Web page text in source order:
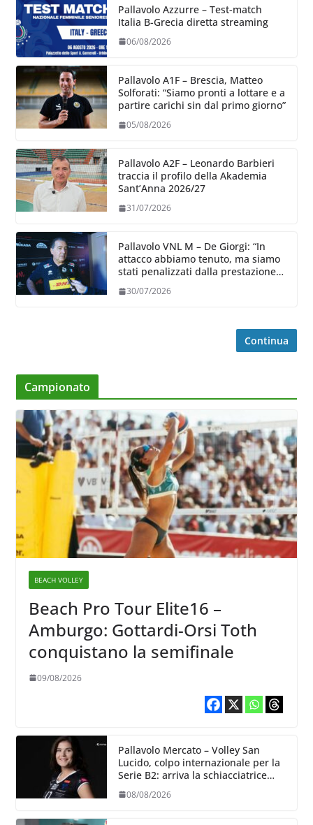
Pallavolo Azzurre – Test-match
Italia B-Grecia diretta streaming
06/08/2026
Pallavolo A1F – Brescia, Matteo
Solforati: “Siamo pronti a lottare e a
partire carichi sin dal primo giorno”
05/08/2026
Pallavolo A2F – Leonardo Barbieri
traccia il profilo della Akademia
Sant’Anna 2026/27
31/07/2026
Pallavolo VNL M – De Giorgi: “In
attacco abbiamo tenuto, ma siamo
stati penalizzati dalla prestazione
30/07/2026
Continua
Campionato
BEACH VOLLEY
Beach Pro Tour Elite16 –
Amburgo: Gottardi-Orsi Toth
conquistano la semifinale
09/08/2026
Pallavolo Mercato – Volley San
Lucido, colpo internazionale per la
Serie B2: arriva la schiacciatrice
08/08/2026